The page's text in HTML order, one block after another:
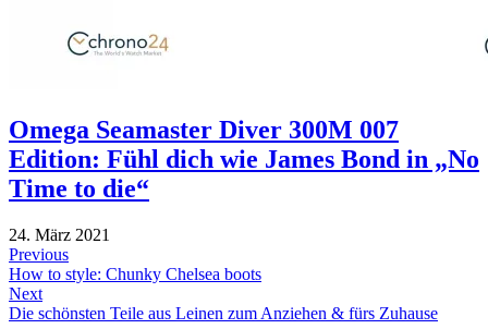
Omega Seamaster Diver 300M 007
Edition: Fühl dich wie James Bond in „No
Time to die“
24. März 2021
Beitragsnavigation
Previous
Previous
post:
How to style: Chunky Chelsea boots
Next
Next
Die schönsten Teile aus Leinen zum Anziehen & fürs Zuhause